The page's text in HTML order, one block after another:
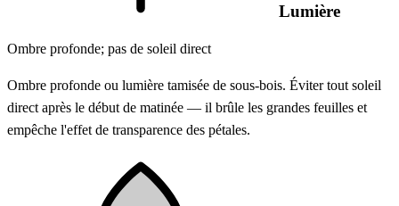
Lumière
Ombre profonde; pas de soleil direct
Ombre profonde ou lumière tamisée de sous-bois. Éviter tout soleil
direct après le début de matinée — il brûle les grandes feuilles et
empêche l'effet de transparence des pétales.